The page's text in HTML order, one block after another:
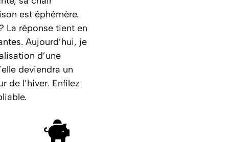
est éphémère.
La réponse tient en
Aujourd’hui, je
d’une
deviendra un
de l’hiver. Enfilez